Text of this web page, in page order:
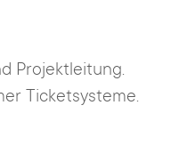
Projektleitung.
Ticketsysteme.